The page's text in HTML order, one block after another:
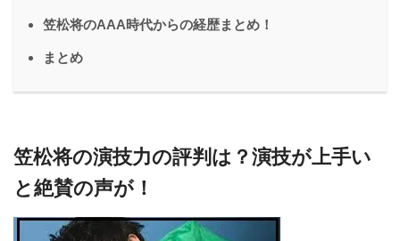
笠松将のAAA時代からの経歴まとめ！
まとめ
笠松将の演技力の評判は？演技が上手い
と絶賛の声が！